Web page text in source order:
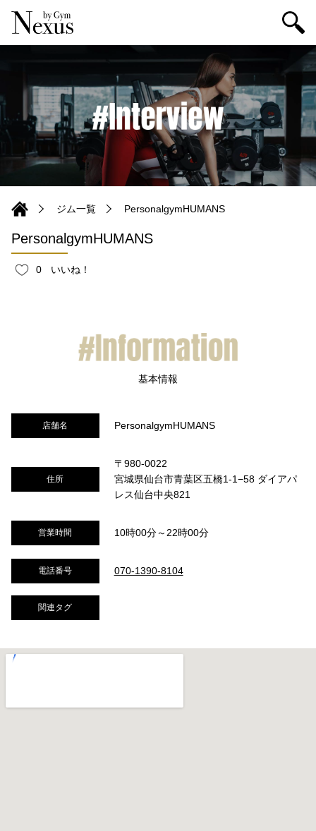
ジム一覧 PersonalgymHUMANS
PersonalgymHUMANS
0 いいね！
店舗名 PersonalgymHUMANS
住所
〒980-0022
宮城県仙台市青葉区五橋1-1−58 ダイアパ
レス仙台中央821
営業時間 10時00分～22時00分
電話番号 070-1390-8104
関連タグ